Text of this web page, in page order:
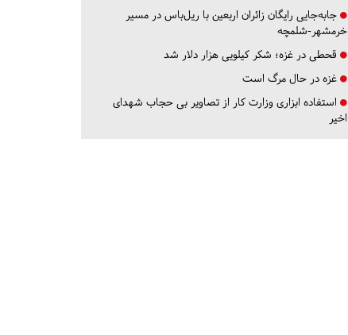
جابه‌جایی رایگان زائران اربعین با ریل‌باس در مسیر
خرمشهر-شلمچه
قحطی در غزه؛ شکر کیلویی هزار دلار شد
غزه در حال مرگ است
استفاده ابزاری وزارت کار از تصاویر بی حجاب شهدای
اخیر